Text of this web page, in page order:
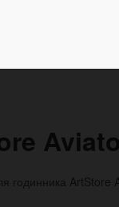
годинника ArtStore